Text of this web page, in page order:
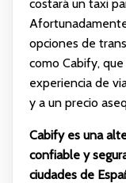
costará un taxi
opciones de
como Cabify,
experiencia de
y a un precio
Cabify es una
confiable y
ciudades de